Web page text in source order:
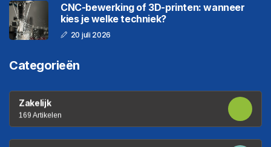
CNC-bewerking of 3D-printen: wanneer
kies je welke techniek?
20 juli 2026
Categorieën
Zakelijk
169 Artikelen